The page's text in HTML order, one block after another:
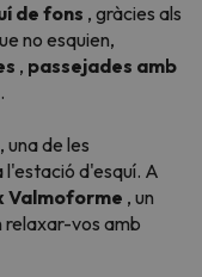
de fons , gràcies als
no esquien,
, passejades amb
.
, una de les
d'esquí. A
Valmoforme , un
relaxar-vos amb